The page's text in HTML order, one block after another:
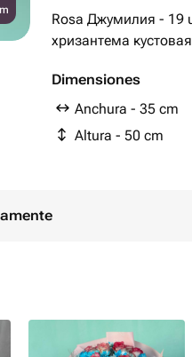
Rosa Джумилия - 19 ud.
хризантема
Dimensiones
Anchura - 35 cm
Altura - 50 cm